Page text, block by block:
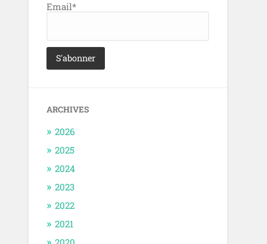
Email*
ARCHIVES
2026
2025
2024
2023
2022
2021